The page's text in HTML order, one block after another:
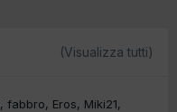
(Visualizza tutti)
fabbro Eros
Miki21